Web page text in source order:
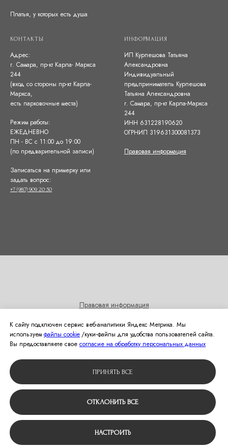
Платья, у которых есть душа
КОНТАКТЫ
Адрес:
г. Самара, пр-кт Карла- Маркса
244
(вход со стороны пр-кт Карла-
Маркса,
есть парковочные места)
Режим работы:
ЕЖЕДНЕВНО
ПН - ВС с 11:00 до 19:00
(по предварительной записи)
Записаться на примерку или
задать вопрос:
+7 (987) 909 20 50
ИНФОРМАЦИЯ
ИП Курпешова Татьяна
Александровна
Индивидуальный
предприниматель Курпешова
Татьяна Александровна
г. Самара, пр-кт Карла-Маркса
244
ИНН 631228190620
ОГРНИП 319631300081373
Правовая информация
Правовая информация
рассылок
Политика использования cookies
© 2024 Студия свадебной моды Оливия
К сайту подключен сервис веб-аналитики Яндекс Метрика. Мы
используемфайлы cookie/куки‑файлы для удобства пользователей сайта.
Вы предоставляете свое согласие на обработку персональных данных
ПРИНЯТЬ ВСЕ
ОТКЛОНИТЬ ВСЕ
НАСТРОИТЬ
Tilda